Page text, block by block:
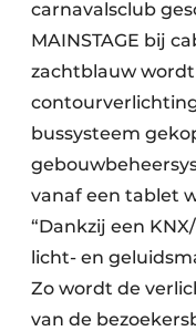
carnavalsclub
MAINSTAGE bij
zachtblauw wordt
bussysteem
vanaf een tablet
“Dankzij een
licht- en
Zo wordt de
van de